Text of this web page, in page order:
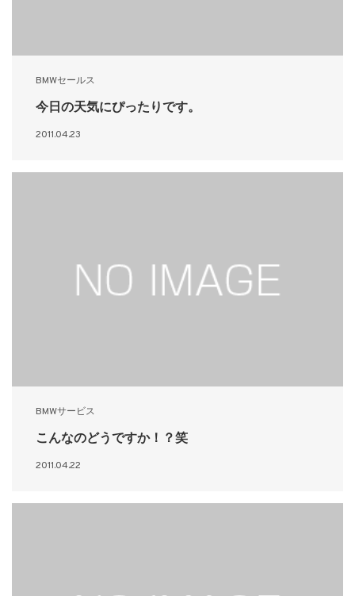
BMWセールス
今日の天気にぴったりです。
2011.04.23
BMWサービス
こんなのどうですか！？笑
2011.04.22